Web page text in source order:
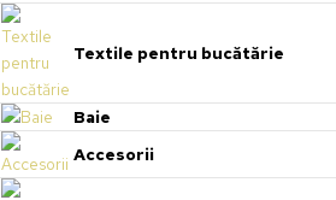
Textile pentru bucătărie
Baie
Accesorii